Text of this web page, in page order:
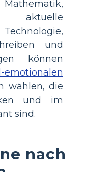
aktuelle
und
können
emotionalen
wählen, die
und im
sind.
nach